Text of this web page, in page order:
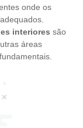
onde os
interiores são
áreas